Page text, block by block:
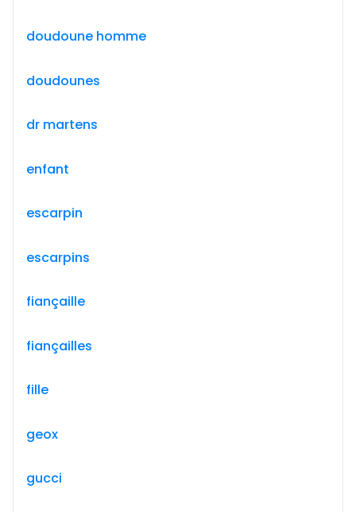
doudoune homme
doudounes
dr martens
enfant
escarpin
escarpins
fiançaille
fiançailles
fille
geox
gucci